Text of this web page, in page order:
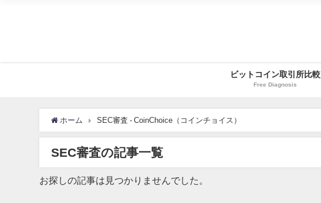
ビットコイン取引所比較
Free Diagnosis
ホーム SEC審査 - CoinChoice（コインチョイス）
SEC審査の記事一覧
お探しの記事は見つかりませんでした。